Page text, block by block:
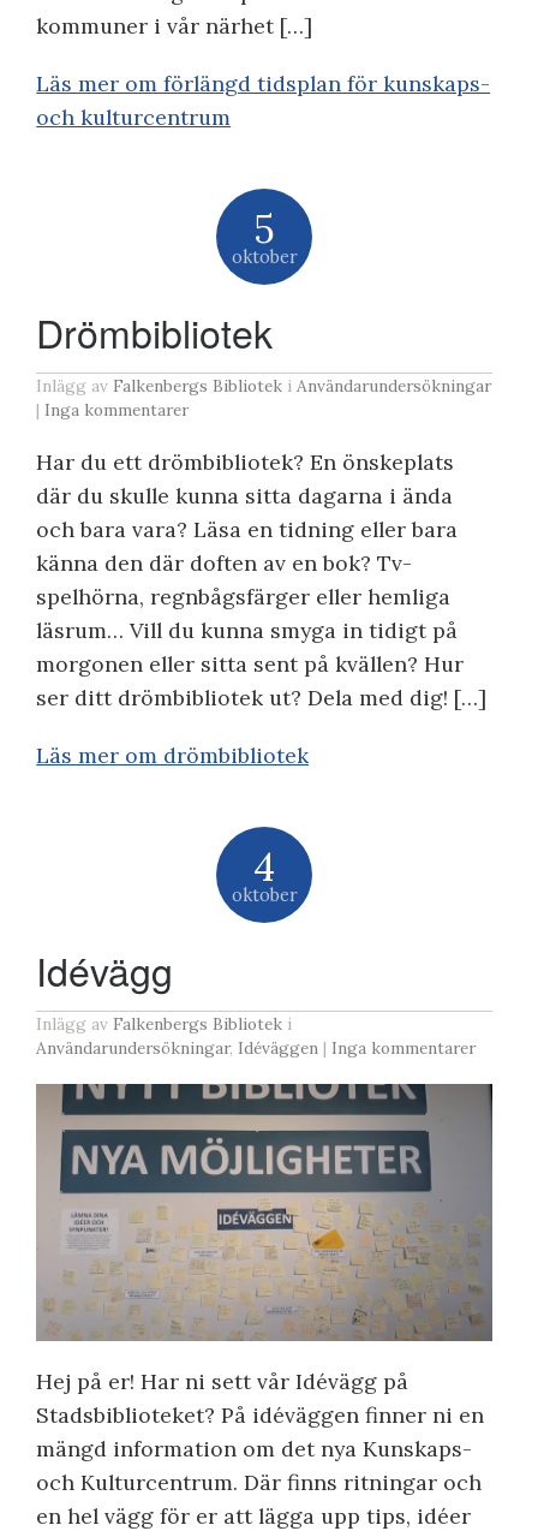
kommuner i vår närhet […]
Läs mer om förlängd tidsplan för kunskaps-
och kulturcentrum
5
oktober
Drömbibliotek
Inlägg av Falkenbergs Bibliotek iAnvändarundersökningar
| Inga kommentarer
Har du ett drömbibliotek? En önskeplats
där du skulle kunna sitta dagarna i ända
och bara vara? Läsa en tidning eller bara
känna den där doften av en bok? Tv-
spelhörna, regnbågsfärger eller hemliga
läsrum… Vill du kunna smyga in tidigt på
morgonen eller sitta sent på kvällen? Hur
ser ditt drömbibliotek ut? Dela med dig! […]
Läs mer om drömbibliotek
4
oktober
Idévägg
Inlägg av Falkenbergs Bibliotek i
Användarundersökningar, Idéväggen | Inga kommentarer
Hej på er! Har ni sett vår Idévägg på
Stadsbiblioteket? På idéväggen finner ni en
mängd information om det nya Kunskaps-
och Kulturcentrum. Där finns ritningar och
en hel vägg för er att lägga upp tips, idéer